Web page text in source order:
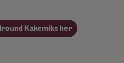
Kakemiks her